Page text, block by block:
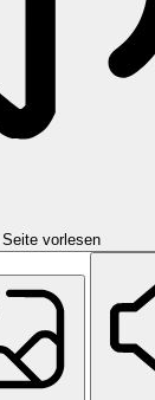
Seite vorlesen